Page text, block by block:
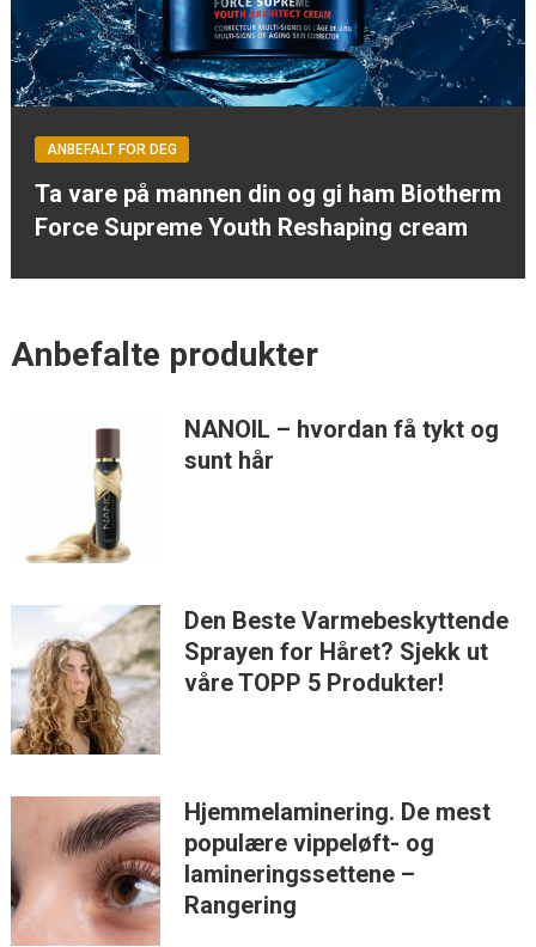
ANBEFALT FOR DEG
Ta vare på mannen din og gi ham Biotherm
Force Supreme Youth Reshaping cream
Anbefalte produkter
NANOIL – hvordan få tykt og
sunt hår
Den Beste Varmebeskyttende
Sprayen for Håret? Sjekk ut
våre TOPP 5 Produkter!
Hjemmelaminering. De mest
populære vippeløft- og
lamineringssettene –
Rangering